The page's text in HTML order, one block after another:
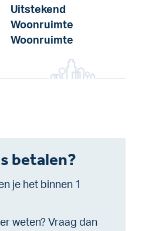
Uitstekend
Woonruimte
Woonruimte
betalen?
je het binnen 1
weten? Vraag dan